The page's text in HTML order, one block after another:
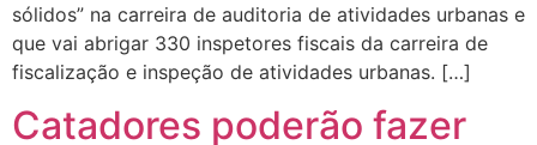
sólidos” na carreira de auditoria de atividades urbanas e
que vai abrigar 330 inspetores fiscais da carreira de
fiscalização e inspeção de atividades urbanas. […]
Catadores poderão fazer